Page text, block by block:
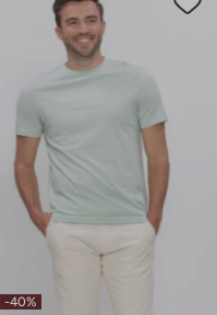
-40%